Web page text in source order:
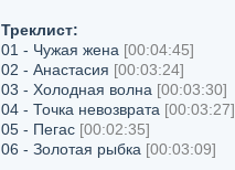
Треклист:
01 - Чужая жена [00:04:45]
02 - Анастасия [00:03:24]
03 - Холодная волна [00:03:30]
04 - Точка невозврата [00:03:27]
05 - Пегас [00:02:35]
06 - Золотая рыбка [00:03:09]